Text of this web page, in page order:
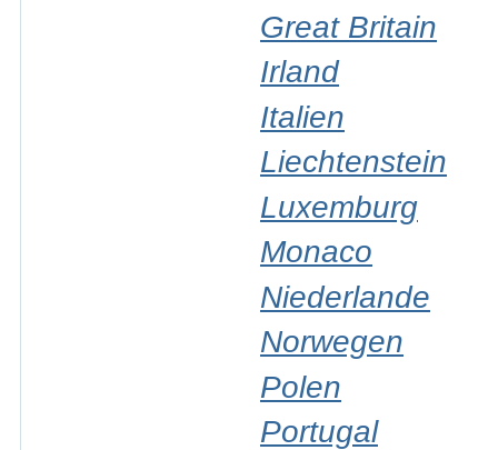
Great Britain
Irland
Italien
Liechtenstein
Luxemburg
Monaco
Niederlande
Norwegen
Polen
Portugal